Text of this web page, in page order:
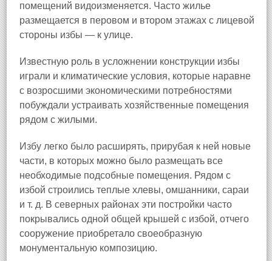
помещений видоизменяется. Часто жилье
размещается в перовом и втором этажах с лицевой
стороны избы — к улице.
Известную роль в усложнении конструкции избы
играли и климатические условия, которые наравне
с возросшими экономическими потребностями
побуждали устраивать хозяйственные помещения
рядом с жилыми.
Избу легко было расширять, прирубая к ней новые
части, в которых можно было размещать все
необходимые подсобные помещения. Рядом с
избой строились теплые хлевы, омшанники, сараи
и т. д. В северных районах эти постройки часто
покрывались одной общей крышей с избой, отчего
сооружение приобретало своеобразную
монументальную композицию.